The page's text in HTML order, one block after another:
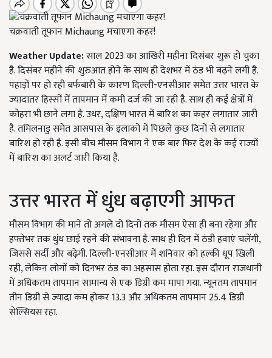
चक्रवाती तूफान Michaung मचाएगा कहर!
Weather Update:साल 2023 का आखिरी महीना दिसंबर शुरू हो चुका
है. दिसंबर महीने की शुरुआत होने के साथ ही देशभर में ठंड भी बढ़ने लगी है.
पहाड़ों पर हो रही बर्फबारी के कारण दिल्ली-एनसीआर समेत उत्तर भारत के
ज्यादातर हिस्सों में तापमान में कमी दर्ज की जा रही है. साथ ही कई क्षेत्रों में
कोहरा भी छाने लगा है. उधर, दक्षिण भारत में बारिश का कहर लगातार जारी
है. तमिलनाडु समेत आसपास के इलाकों में पिछले कुछ दिनों से लगातार
बारिश हो रही है. इसी बीच मौसम विभाग ने एक बार फिर देश के कई राज्यों
में बारिश का अलर्ट जारी किया है.
उत्तर भारत में धुंध बढ़ाएगी आफत
मौसम विभाग की मानें तो अगले दो दिनों तक मौसम ऐसा ही बना रहेगा और
हफ्तेभर तक धुंध छाई रहने की संभावना है. साथ ही दिन में ठंडी हवाएं चलेंगी,
जिससे सर्दी और बढ़ेगी. दिल्ली-एनसीआर में शनिवार को हल्की धूप खिली
रही, लेकिन लोगों को दिनभर ठंड का अहसास होता रहा. इस दौरान राजधानी
में अधिकतम तापमान सामान्य से एक डिग्री कम मापा गया. न्यूनतम तापमान
तीन डिग्री से ज्यादा कम होकर 13.3 और अधिकतम तापमान 25.4 डिग्री
सेल्सियस रहा.